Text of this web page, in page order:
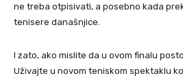
ne treba otpisivati, a posebno kada
tenisere današnjice.
I zato, ako mislite da u ovom finalu
Uživajte u novom teniskom spektaklu